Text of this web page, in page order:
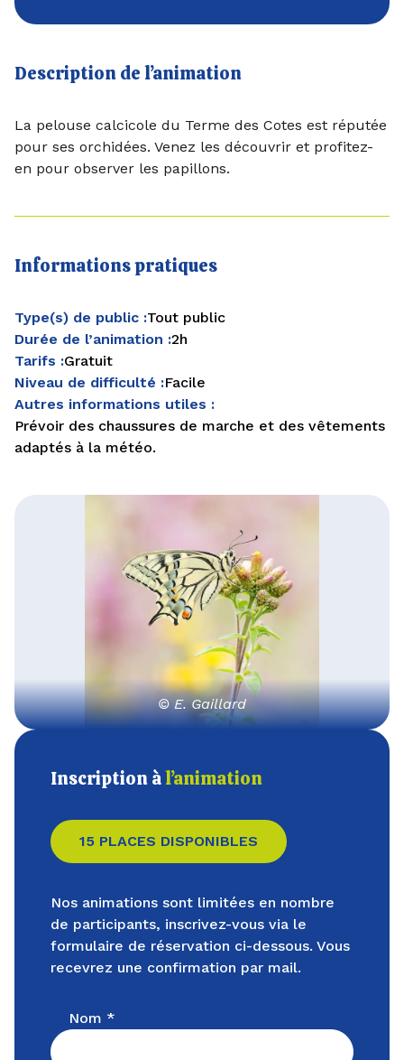
Description de l’animation
La pelouse calcicole du Terme des Cotes est réputée
pour ses orchidées. Venez les découvrir et profitez-
en pour observer les papillons.
Informations pratiques
Type(s) de public :Tout public
Durée de l’animation :2h
Tarifs :Gratuit
Niveau de difficulté :Facile
Autres informations utiles :
Prévoir des chaussures de marche et des vêtements
adaptés à la météo.
© E. Gaillard
Inscription àl’animation
15 PLACES DISPONIBLES
Nos animations sont limitées en nombre
de participants, inscrivez-vous via le
formulaire de réservation ci-dessous. Vous
recevrez une confirmation par mail.
Nom *